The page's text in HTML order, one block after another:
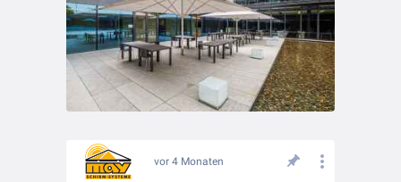
vor 4 Monaten